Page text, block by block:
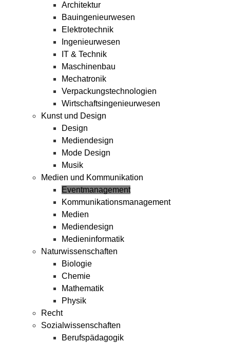
Architektur
Bauingenieurwesen
Elektrotechnik
Ingenieurwesen
IT & Technik
Maschinenbau
Mechatronik
Verpackungstechnologien
Wirtschaftsingenieurwesen
Kunst und Design
Design
Mediendesign
Mode Design
Musik
Medien und Kommunikation
Eventmanagement
Kommunikationsmanagement
Medien
Mediendesign
Medieninformatik
Naturwissenschaften
Biologie
Chemie
Mathematik
Physik
Recht
Sozialwissenschaften
Berufspädagogik